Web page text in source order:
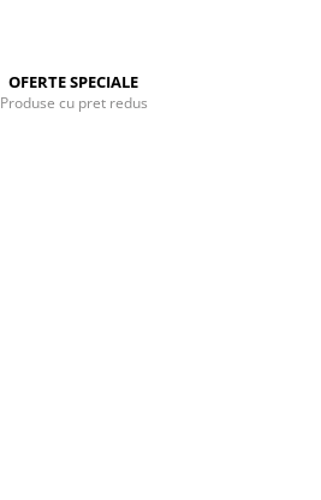
OFERTE SPECIALE
Produse cu pret redus